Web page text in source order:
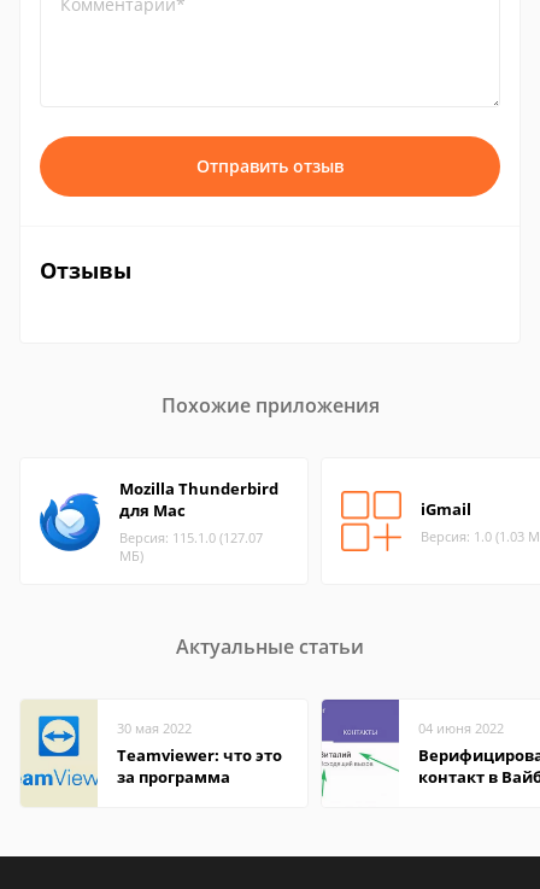
Отправить отзыв
Отзывы
Похожие приложения
Mozilla Thunderbird
для Mac
Версия: 115.1.0 (127.07
МБ)
iGmail
Версия: 1.0 (1.03
Актуальные статьи
30 мая 2022
Teamviewer: что это
за программа
04 июня 2022
контакт в